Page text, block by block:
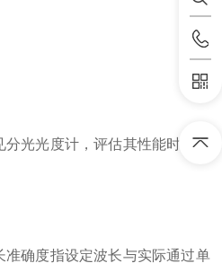
光光度计，评估其性能时通常
确度指设定波长与实际通过单